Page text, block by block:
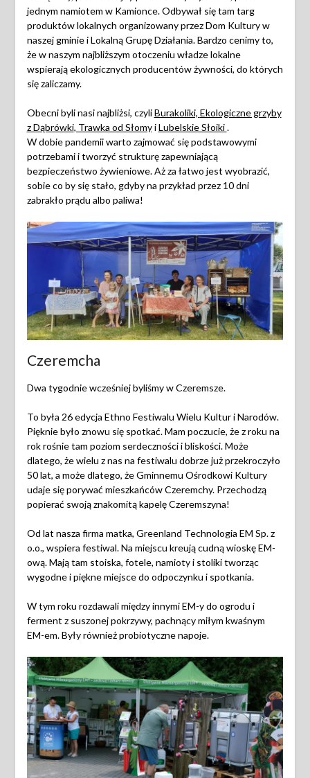
jednym namiotem w Kamionce. Odbywał się tam targ
produktów lokalnych organizowany przez Dom Kultury w
naszej gminie i Lokalną Grupę Działania. Bardzo cenimy to,
że w naszym najbliższym otoczeniu władze lokalne
wspierają ekologicznych producentów żywności, do których
się zaliczamy.
Obecni byli nasi najbliżsi, czyliBurakoliki, Ekologiczne grzyby
z Dąbrówki, Trawka od SłomyiLubelskie Słoiki.
W dobie pandemii warto zajmować się podstawowymi
potrzebami i tworzyć strukturę zapewniającą
bezpieczeństwo żywieniowe. Aż za łatwo jest wyobrazić,
sobie co by się stało, gdyby na przykład przez 10 dni
zabrakło prądu albo paliwa!
Czeremcha
Dwa tygodnie wcześniej byliśmy w Czeremsze.
To była 26 edycja Ethno Festiwalu Wielu Kultur i Narodów.
Pięknie było znowu się spotkać. Mam poczucie, że z roku na
rok rośnie tam poziom serdeczności i bliskości. Może
dlatego, że wielu z nas na festiwalu dobrze już przekroczyło
50 lat, a może dlatego, że Gminnemu Ośrodkowi Kultury
udaje się porywać mieszkańców Czeremchy. Przechodzą
popierać swoją znakomitą kapelę Czeremszyna!
Od lat nasza firma matka, Greenland Technologia EM Sp. z
o.o., wspiera festiwal. Na miejscu kreują cudną wioskę EM-
ową. Mają tam stoiska, fotele, namioty i stoliki tworząc
wygodne i piękne miejsce do odpoczynku i spotkania.
W tym roku rozdawali między innymi EM-y do ogrodu i
ferment z suszonej pokrzywy, pachnący miłym kwaśnym
EM-em. Były również probiotyczne napoje.